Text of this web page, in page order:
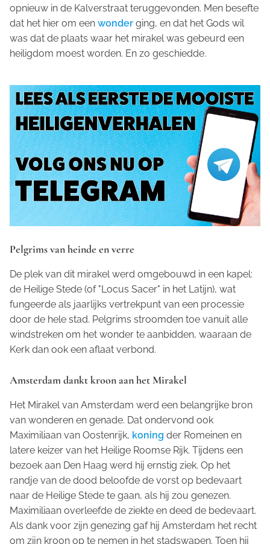
opnieuw in de Kalverstraat teruggevonden. Men besefte
dat het hier om een wonder ging, en dat het Gods wil
was dat de plaats waar het mirakel was gebeurd een
heiligdom moest worden. En zo geschiedde.
Pelgrims van heinde en verre
De plek van dit mirakel werd omgebouwd in een kapel:
de Heilige Stede (of "Locus Sacer" in het Latijn), wat
fungeerde als jaarlijks vertrekpunt van een processie
door de hele stad. Pelgrims stroomden toe vanuit alle
windstreken om het wonder te aanbidden, waaraan de
Kerk dan ook een aflaat verbond.
Amsterdam dankt kroon aan het Mirakel
Het Mirakel van Amsterdam werd een belangrijke bron
van wonderen en genade. Dat ondervond ook
Maximiliaan van Oostenrijk, koning der Romeinen en
latere keizer van het Heilige Roomse Rijk. Tijdens een
bezoek aan Den Haag werd hij ernstig ziek. Op het
randje van de dood beloofde de vorst op bedevaart
naar de Heilige Stede te gaan, als hij zou genezen.
Maximiliaan overleefde de ziekte en deed de bedevaart.
Als dank voor zijn genezing gaf hij Amsterdam het recht
om zijn kroon op te nemen in het stadswapen. Toen hij